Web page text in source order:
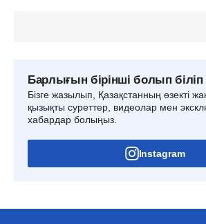
Барлығын бірінші болып
Бізге жазылып, Қазақстанның өзекті
қызықты суреттер, видеолар мен
хабардар болыңыз.
Instagram